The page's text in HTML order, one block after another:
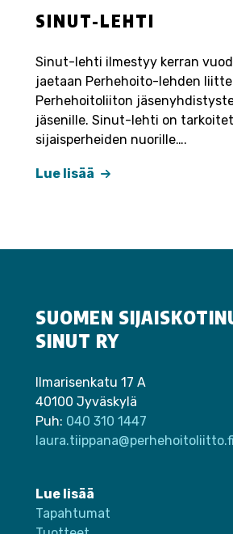
SINUT-LEHTI
Sinut-lehti ilmestyy kerran
jaetaan Perhehoito-lehden
Perhehoitoliiton
jäsenille. Sinut-lehti on
sijaisperheiden nuorille….
Lue lisää
SUOMEN
SINUT RY
Ilmarisenkatu 17 A
40100 Jyväskylä
Puh: 040 310 1447
laura.tiippana@perhehoitoliitto.fi
Lue lisää
Tapahtumat